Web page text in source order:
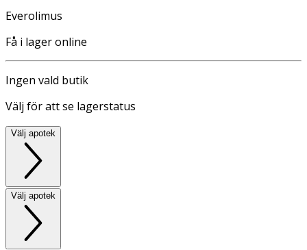
Everolimus
Få i lager online
Ingen vald butik
Välj för att se lagerstatus
Välj apotek
Välj apotek